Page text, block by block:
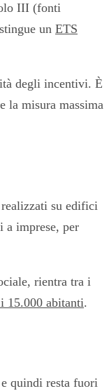
III (fonti
un ETS
degli incentivi. È
la misura massima
su edifici
a imprese, per
rientra tra i
15.000 abitanti.
quindi resta fuori